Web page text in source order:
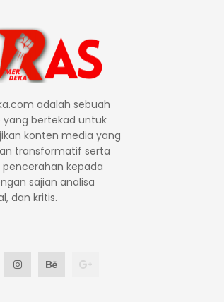
adalah sebuah
yang bertekad untuk
konten media yang
transformatif serta
kepada
sajian analisa
dan kritis.